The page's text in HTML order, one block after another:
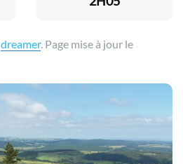
dreamer. Page mise à jour le